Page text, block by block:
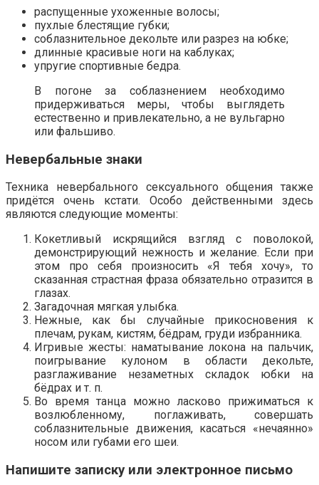
распущенные ухоженные волосы;
пухлые блестящие губки;
соблазнительное декольте или разрез на юбке;
длинные красивые ноги на каблуках;
упругие спортивные бедра.
В погоне за соблазнением необходимо
придерживаться меры, чтобы выглядеть
естественно и привлекательно, а не вульгарно
или фальшиво.
Невербальные знаки
Техника невербального сексуального общения также
придётся очень кстати. Особо действенными здесь
являются следующие моменты:
Кокетливый искрящийся взгляд с поволокой,
демонстрирующий нежность и желание. Если при
этом про себя произносить «Я тебя хочу», то
сказанная страстная фраза обязательно отразится в
глазах.
Загадочная мягкая улыбка.
Нежные, как бы случайные прикосновения к
плечам, рукам, кистям, бёдрам, груди избранника.
Игривые жесты: наматывание локона на пальчик,
поигрывание кулоном в области декольте,
разглаживание незаметных складок юбки на
бёдрах и т. п.
Во время танца можно ласково прижиматься к
возлюбленному, поглаживать, совершать
соблазнительные движения, касаться «нечаянно»
носом или губами его шеи.
Напишите записку или электронное письмо